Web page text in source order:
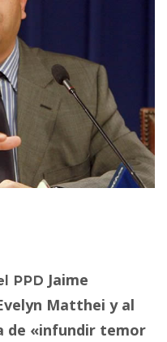
PPD Jaime
Matthei y al
de «infundir temor